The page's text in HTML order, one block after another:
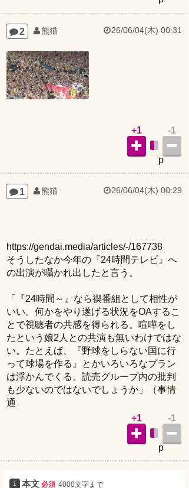
2 熊猫 26/06/04(木) 00:31
-1
p
+1
1 熊猫 26/06/04(木) 00:29
https://gendai.media/articles/-/167738
そうしたなか今年の『24時間テレビ』へ
の出演が囁かれ出したと言う。
「『24時間～』なら禊番組として相性が
いい。何かをやり遂げる状況をOAするこ
とで視聴者の共感を得られる。喧嘩をし
たという娘2人との共演も無いわけではな
い。たとえば、『野球をしらない国に行
って球場を作る』とかいろいろなプラン
は浮かんでくる。読売グループ内の批判
も少ないのではないでしょうか」（事情
通
-1
p
+1
本文 必須 4000文字まで